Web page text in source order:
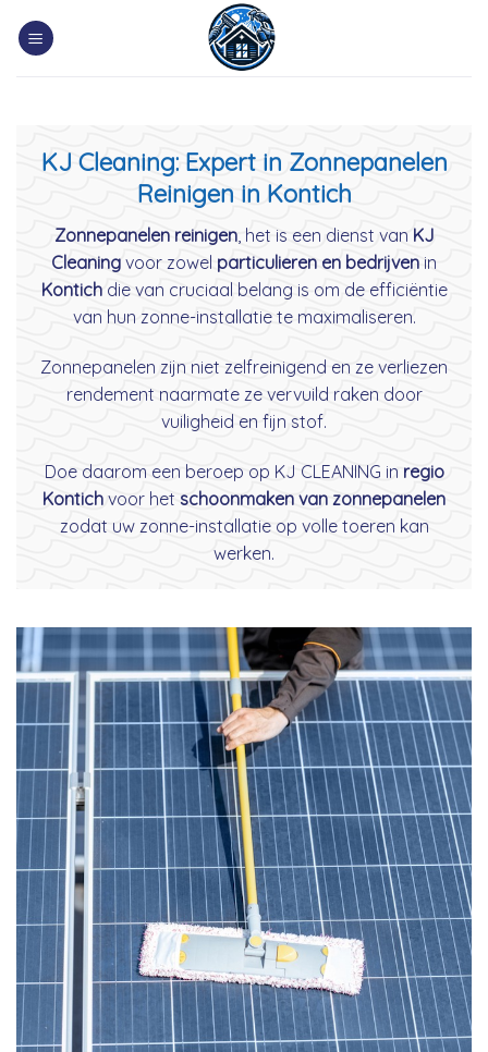
KJ Cleaning: Expert in Zonnepanelen
Reinigen in Kontich
Zonnepanelen reinigen, het is een dienst van KJ
Cleaning voor zowel particulieren en bedrijven in
Kontichdie van cruciaal belang is om de efficiëntie
van hun zonne-installatie te maximaliseren.
Zonnepanelen zijn niet zelfreinigend en ze verliezen
rendement naarmate ze vervuild raken door
vuiligheid en fijn stof.
Doe daarom een beroep op KJ CLEANING in regio
Kontich voor het schoonmaken van zonnepanelen
zodat uw zonne-installatie op volle toeren kan
werken.